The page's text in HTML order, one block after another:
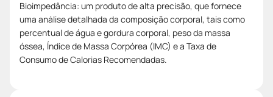
Bioimpedância: um produto de alta precisão, que fornece
uma análise detalhada da composição corporal, tais como
percentual de água e gordura corporal, peso da massa
óssea, Índice de Massa Corpórea (IMC) e a Taxa de
Consumo de Calorias Recomendadas.